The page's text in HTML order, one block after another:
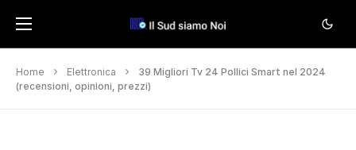
Home Elettronica
39 Migliori Tv 24 Pollici Smart nel 2024
(recensioni, opinioni, prezzi)